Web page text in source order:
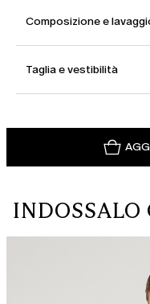
Composizione e
Taglia e vestibilità
INDOSSALO